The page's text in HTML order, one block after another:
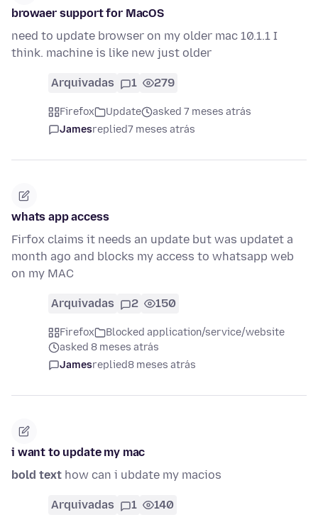
browaer support for MacOS
need to update browser on my older mac 10.1.1 I
think. machine is like new just older
Arquivadas 1 279
Firefox Update
asked 7 meses atrás
Jamesreplied7 meses atrás
whats app access
Firfox claims it needs an update but was updatet a
month ago and blocks my access to whatsapp web
on my MAC
Arquivadas 2 150
Firefox
Blocked application/service/website
asked 8 meses atrás
Jamesreplied8 meses atrás
i want to update my mac
bold text how can i ubdate my macios
Arquivadas 1 140